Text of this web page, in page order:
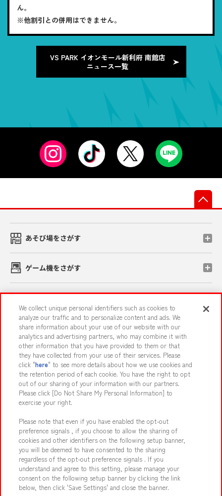
ん。
※他割引との併用はできません。
VS PARK イオンモール新利府 南館店
ニュース一覧
あそび場をさがす
ゲーム機をさがす
イベント・キャンペーン
関連会社 サステナビリティ サイトポリシー
プライバシーポリシー ウェブアクセシビリティ方針と検証結果
お取引先さまとともに
カスタマーハラスメント対応方針 よくあるご質問・お問い合わせ
©Bandai Namco Amusement Inc.
We collect unique personal identifiers such as cookies to
analyze our traffic and to personalize content and ads. We
share information about your use of our website with our
analytics and advertising partners, who may combine it with
other information that you have provided to them or that
they have collected from your use of their services. Please
click "here" to see more details about how we use cookies and
the retention period of each cookie. You have the right to opt
out of our sharing of your information with our partners.
Please click [Do Not Share My Personal Information] to
exercise your right.
Please note that even if you have enabled the opt-out
preference signals , if you choose to allow the sharing of
cookies and other identifiers on the following setup banner,
you will be deemed to have consented to the sharing
regardless of the opt-out preference signals . If you
understand and agree to this setting, please manage your
consent on the following setup banner by clicking the link
below, then click 'Save Settings' and close the banner.